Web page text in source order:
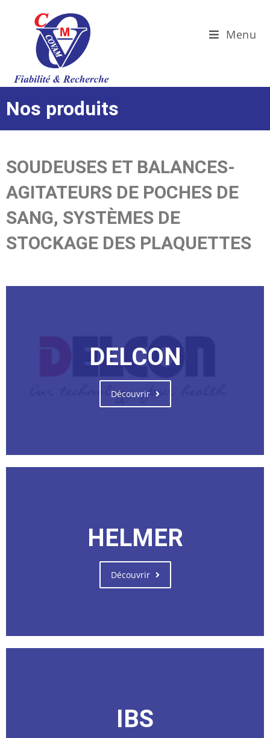
Menu
Nos produits
SOUDEUSES ET BALANCES-
AGITATEURS DE POCHES DE
SANG, SYSTÈMES DE
STOCKAGE DES PLAQUETTES
DELCON
Découvrir
HELMER
Découvrir
IBS